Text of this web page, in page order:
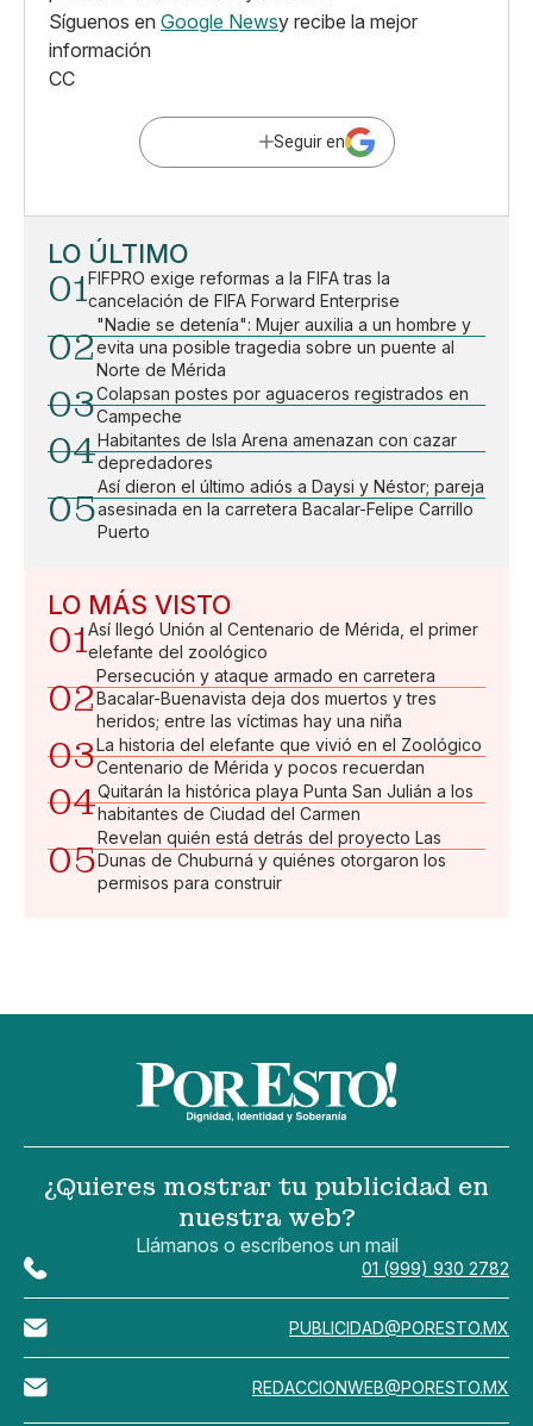
Síguenos en Google Newsy recibe la mejor
información
CC
Seguir en
LO ÚLTIMO
01FIFPRO exige reformas a la FIFA tras la
cancelación de FIFA Forward Enterprise
02
"Nadie se detenía": Mujer auxilia a un hombre y
evita una posible tragedia sobre un puente al
Norte de Mérida
03Colapsan postes por aguaceros registrados en
Campeche
04Habitantes de Isla Arena amenazan con cazar
depredadores
05
Así dieron el último adiós a Daysi y Néstor; pareja
asesinada en la carretera Bacalar-Felipe Carrillo
Puerto
LO MÁS VISTO
01Así llegó Unión al Centenario de Mérida, el primer
elefante del zoológico
02
Persecución y ataque armado en carretera
Bacalar-Buenavista deja dos muertos y tres
heridos; entre las víctimas hay una niña
03La historia del elefante que vivió en el Zoológico
Centenario de Mérida y pocos recuerdan
04Quitarán la histórica playa Punta San Julián a los
habitantes de Ciudad del Carmen
05
Revelan quién está detrás del proyecto Las
Dunas de Chuburná y quiénes otorgaron los
permisos para construir
¿Quieres mostrar tu publicidad en
nuestra web?
Llámanos o escríbenos un mail
01 (999) 930 2782
PUBLICIDAD@PORESTO.MX
REDACCIONWEB@PORESTO.MX